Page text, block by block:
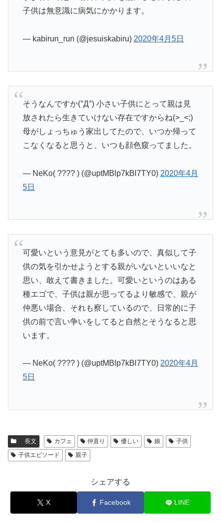
子供は無意識に病気にかかります。
— kabirun_run (@jesuiskabiru) 2020年4月5日
そうなんですか(°Д°) 小さい子供にとって親は見
放されたら生きていけない存在ですからね(>_<;)
母がしょっちゅう家出してたので、いつか帰って
こなくなると思うと、いつも顔色窺ってました。
— NeKo( ???? ) (@uptMBlp7kBl7TY0) 2020年4月
5日
可愛いという意見がとても多いので、真似して子
供の気を引かせようとする親がいないといいなと
思い、敢えて書きました。可愛いというのはある
種エゴで、子供は親が思ってるより敏感で、親が
仲悪い場合、それも察しているので、日常的に子
供の前で言い争いをしてると自然とそうなると思
います。
— NeKo( ???? ) (@uptMBlp7kBl7TY0) 2020年4月
5日
長文 カフェ 仲直り 優しい 娘
子供
子供エピソード
親子
シェアする
X Facebook LINE